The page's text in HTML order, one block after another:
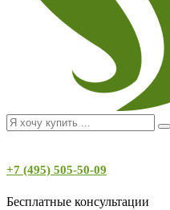
+7 (495) 505-50-09
Бесплатные консультации